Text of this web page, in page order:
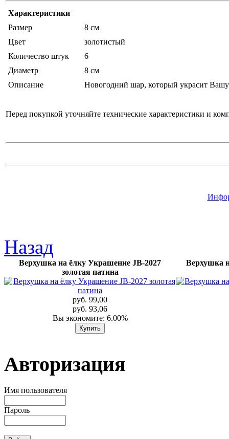
Характеристики
Размер
8 см
Цвет
золотистый
Количество штук
6
Диаметр
8 см
Описание
Новогодний шар, который украсит
Перед покупкой уточняйте технические характеристики и
Назад
Верхушка на ёлку Украшение JB-2027
золотая патина
руб. 99,00
руб. 93,06
Вы экономите: 6.00%
Верхушка
Авторизация
Имя пользователя
Пароль